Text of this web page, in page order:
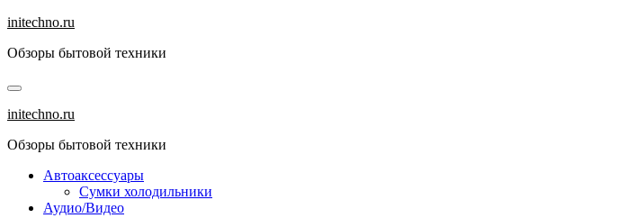
Перейти
содержанию
initechno.ru
Обзоры бытовой техники
initechno.ru
Обзоры бытовой техники
Автоаксессуары
Сумки холодильники
Аудио/Видео